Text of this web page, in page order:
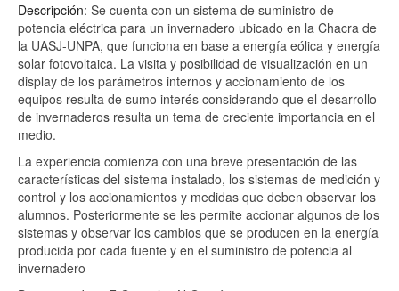
Descripción: Se cuenta con un sistema de suministro de
potencia eléctrica para un invernadero ubicado en la Chacra de
la UASJ-UNPA, que funciona en base a energía eólica y energía
solar fotovoltaica. La visita y posibilidad de visualización en un
display de los parámetros internos y accionamiento de los
equipos resulta de sumo interés considerando que el desarrollo
de invernaderos resulta un tema de creciente importancia en el
medio.
La experiencia comienza con una breve presentación de las
características del sistema instalado, los sistemas de medición y
control y los accionamientos y medidas que deben observar los
alumnos. Posteriormente se les permite accionar algunos de los
sistemas y observar los cambios que se producen en la energía
producida por cada fuente y en el suministro de potencia al
invernadero